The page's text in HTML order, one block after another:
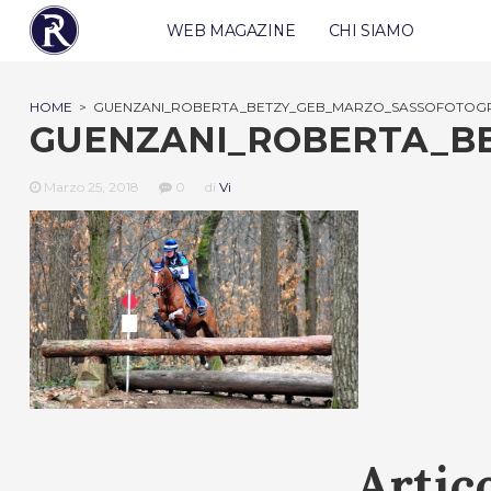
WEB MAGAZINE CHI SIAMO
HOME >
Marzo 25, 2018 0 di Vi